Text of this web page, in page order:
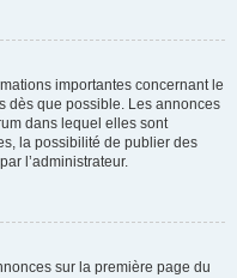
importantes concernant le
dès que possible. Les annonces
dans lequel elles sont
la possibilité de publier des
l’administrateur.
sur la première page du